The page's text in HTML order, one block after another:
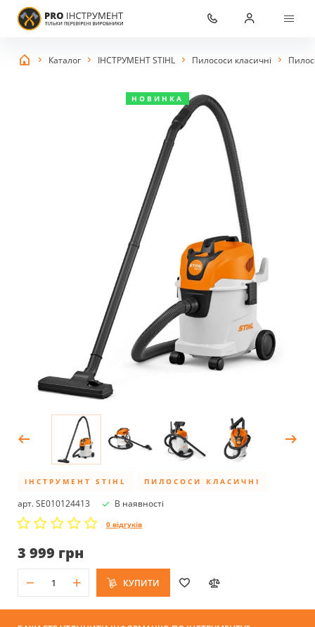
Каталог ІНСТРУМЕНТ STIHL Пилососи класичні
НОВИНКА
ІНСТРУМЕНТ STIHL ПИЛОСОСИ КЛАСИЧНІ
арт. SE010124413 В наявності
0 відгуків
3 999 грн
КУПИТИ